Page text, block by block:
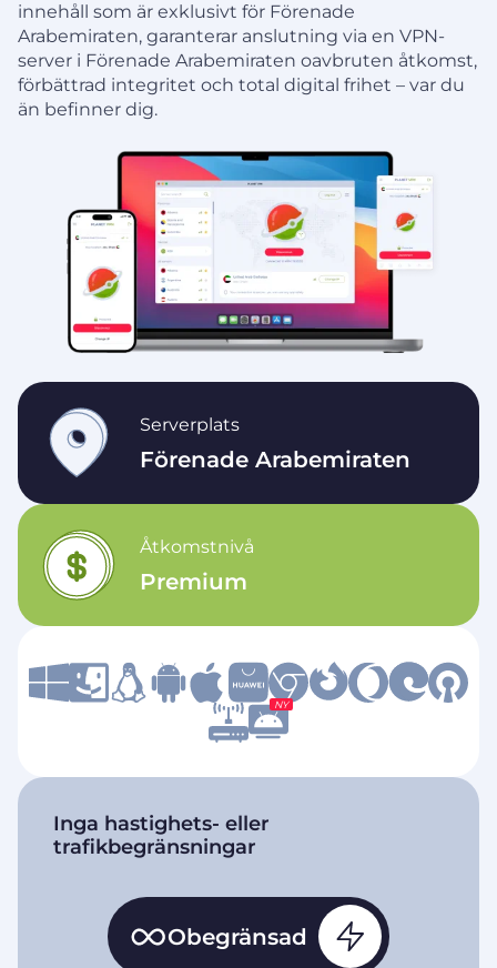
innehåll som är exklusivt för Förenade
Arabemiraten, garanterar anslutning via en VPN-
server i Förenade Arabemiraten oavbruten åtkomst,
förbättrad integritet och total digital frihet – var du
än befinner dig.
Serverplats
Förenade Arabemiraten
Åtkomstnivå
Premium
NY
Inga hastighets- eller
trafikbegränsningar
Obegränsad